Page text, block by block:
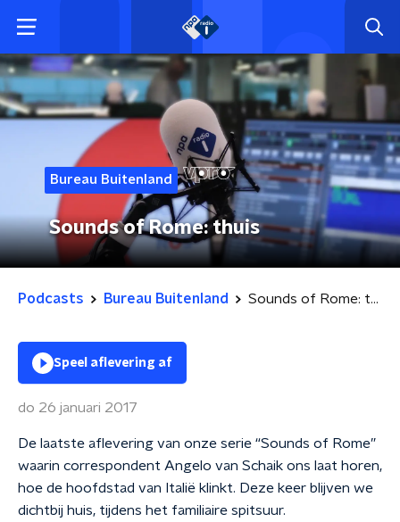
Bureau Buitenland
Sounds of Rome: thuis
Podcasts Bureau Buitenland Sounds of Rome: thuis
Speel aflevering af
do 26 januari 2017
De laatste aflevering van onze serie “Sounds of Rome”
waarin correspondent Angelo van Schaik ons laat horen,
hoe de hoofdstad van Italië klinkt. Deze keer blijven we
dichtbij huis, tijdens het familiaire spitsuur.